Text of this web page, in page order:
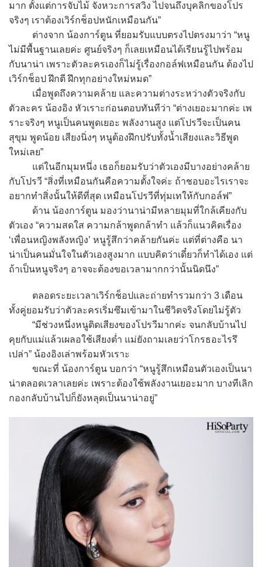
มาก ตั้งแต่การจับไม้ จังหวะการสวิง ไปจนถึงบุคลิกของโปร
จริงๆ เราต้องเวิร์กช็อปหนักเหมือนกัน”
ต่างจาก น้องการ์ตูน ที่ยอมรับแบบตรงไปตรงมาว่า “หนู
ไม่มีพื้นฐานเลยค่ะ ศูนย์จริงๆ ก็เลยเหมือนได้เรียนรู้ไปพร้อม
กับนาน่า เพราะตัวละครเองก็ไม่รู้เรื่องกอล์ฟเหมือนกัน ต้องไป
เวิร์กช็อป ฝึกตี ฝึกทุกอย่างใหม่หมด”
เมื่อพูดถึงความคล้าย และความต่างระหว่างตัวจริงกับ
ตัวละคร น้องอิง หัวเราะก่อนตอบทันทีว่า “ต่างเยอะมากค่ะ เพ
ราะจริงๆ หนูเป็นคนพูดเยอะ พลังงานสูง แต่โปรวีจะเป็นคน
สุขุม พูดน้อย เสียงนิ่งๆ หนูต้องฝึกปรับทั้งน้ำเสียงและวิธีพูด
ใหม่เลย”
แต่ในอีกมุมหนึ่ง เธอก็ยอมรับว่าตัวเองมีบางอย่างคล้าย
กับโปรวี “สิ่งที่เหมือนกันคือความตั้งใจค่ะ ถ้าชอบอะไรเราจะ
อยากทำสิ่งนั้นให้ดีที่สุด เหมือนโปรวีที่ทุ่มเทให้กับกอล์ฟ”
ด้าน น้องการ์ตูน มองว่านาน่ามีหลายมุมที่ใกล้เคียงกับ
ตัวเอง “ความสดใส ความกล้าพูดกล้าทำ แล้วก็แนวคิดเรื่อง
‘เพื่อนหญิงพลังหญิง’ หนูรู้สึกว่าคล้ายกันค่ะ แต่ที่ต่างคือ นา
น่าเป็นคนมั่นใจในตัวเองสูงมาก แบบคิดว่าเดี๋ยวก็ทำได้เอง แต่
ถ้าเป็นหนูจริงๆ อาจจะต้องขอเวลามากกว่านั้นนิดนึง”
ตลอดระยะเวลาเวิร์กช็อปและถ่ายทำรวมกว่า 3 เดือน
ทั้งคู่ยอมรับว่าตัวละครเริ่มซึมเข้ามาในชีวิตจริงโดยไม่รู้ตัว
“มีช่วงหนึ่งหนูติดเสียงของโปรวีมากค่ะ จนกลับบ้านไป
คุยกับแม่แล้วเผลอใช้เสียงต่ำ แม่ยังถามเลยว่าโกรธอะไรรึ
เปล่า” น้องอิงเล่าพร้อมหัวเราะ
ขณะที่ น้องการ์ตูน บอกว่า “หนูรู้สึกเหมือนตัวเองเป็นนา
น่าตลอดเวลาเลยค่ะ เพราะต้องใช้พลังงานเยอะมาก บางทีเลิก
กองกลับบ้านไปก็ยังหลุดเป็นนาน่าอยู่”